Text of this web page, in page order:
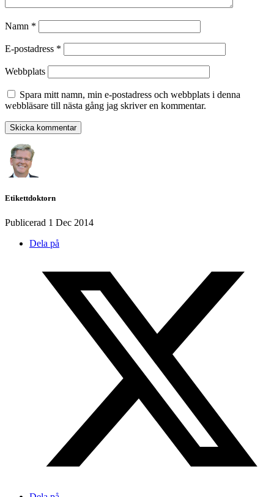
Namn *
E-postadress *
Webbplats
Spara mitt namn, min e-postadress och webbplats i denna
webbläsare till nästa gång jag skriver en kommentar.
Etikettdoktorn
Publicerad 1 Dec 2014
Dela på